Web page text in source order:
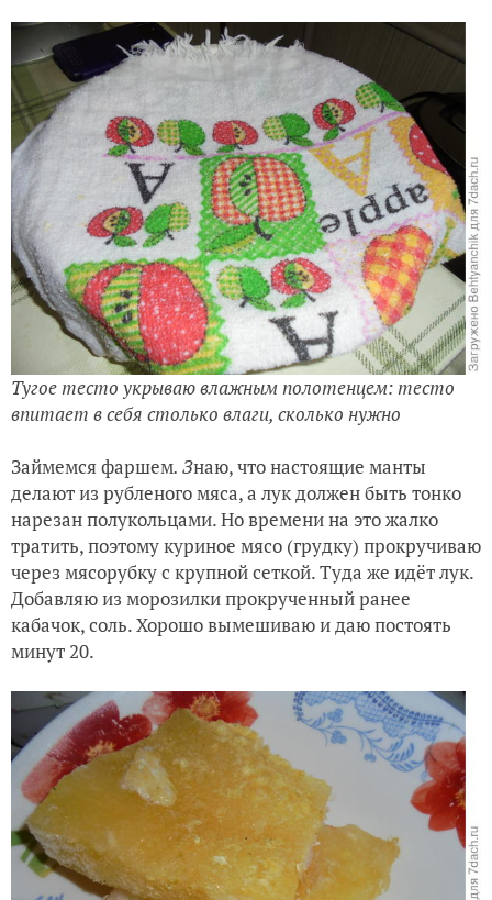
Тугое тесто укрываю влажным полотенцем: тесто
впитает в себя столько влаги, сколько нужно
Займемся фаршем. Знаю, что настоящие манты
делают из рубленого мяса, а лук должен быть тонко
нарезан полукольцами. Но времени на это жалко
тратить, поэтому куриное мясо (грудку) прокручиваю
через мясорубку с крупной сеткой. Туда же идёт лук.
Добавляю из морозилки прокрученный ранее
кабачок, соль. Хорошо вымешиваю и даю постоять
минут 20.